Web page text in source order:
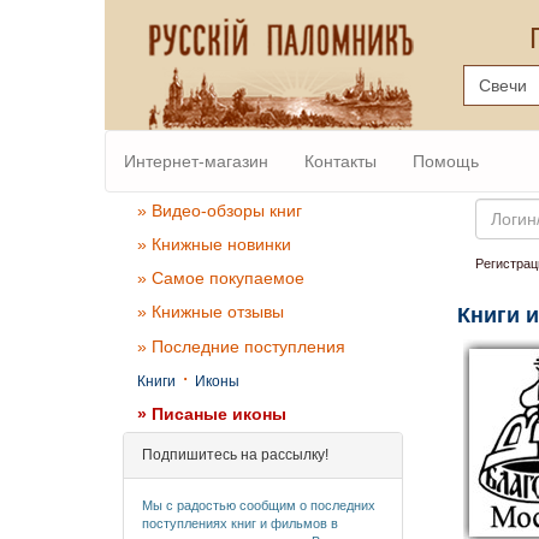
Интернет-магазин Контакты Помощь
» Видео-обзоры книг
» Книжные новинки
» Самое покупаемое
» Книжные отзывы
» Последние поступления
Книги · Иконы
» Писаные иконы
Подпишитесь на рассылку!
Мы с радостью сообщим о последних
поступлениях книг и фильмов в
Email
Книги